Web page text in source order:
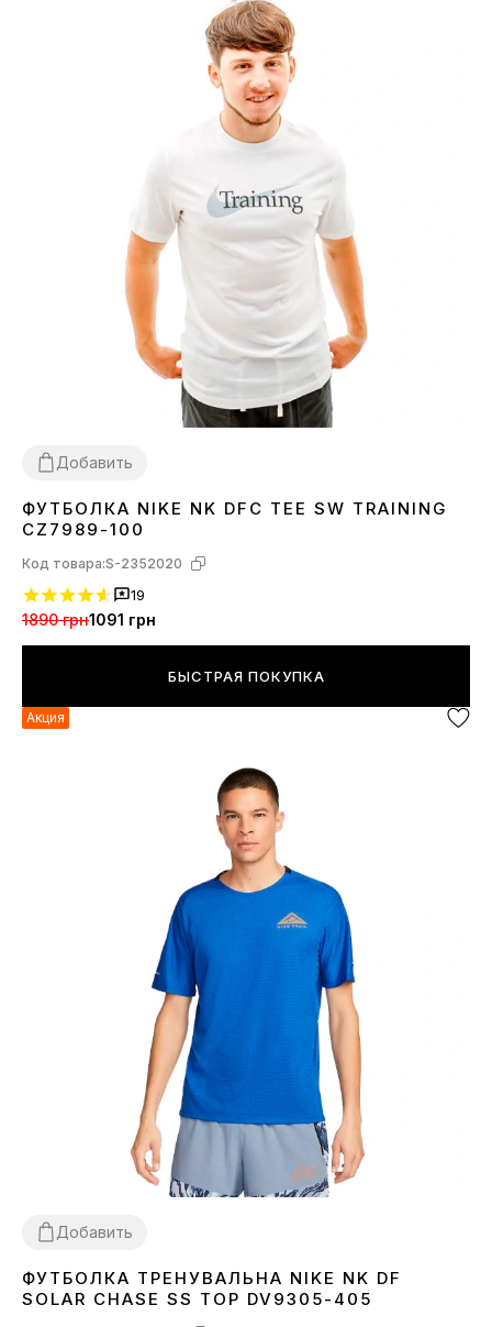
Добавить
XL
ФУТБОЛКА NIKE NK DFC TEE SW TRAINING
CZ7989-100
Код товара:S-2352020
19
1890 грн1091 грн
БЫСТРАЯ ПОКУПКА
Акция
Добавить
L XL
ФУТБОЛКА ТРЕНУВАЛЬНА NIKE NK DF
SOLAR CHASE SS TOP DV9305-405